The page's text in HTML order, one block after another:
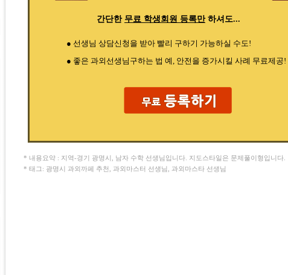
박** 경희대 , 진** 중앙대
진** 백석대 , 유** 고려대
송** 성균관대 , 홍** 충남대
양** 한양대 , 박** 서울대
간단한 무료 학생회원 등록만하셔도...
● 선생님 상담신청을 받아 빨리 구하기 가능하실 수도!
● 좋은 과외선생님구하는 법 예, 안전을 증가시킬 사례 무료제공!
* 내용요약 : 지역-경기 광명시, 남자 수학 선생님입니다. 지도스타일은 문제풀이형입니다.
* 태그: 광명시 과외까페 추천, 과외마스터 선생님, 과외마스타 선생님